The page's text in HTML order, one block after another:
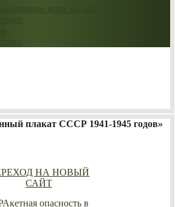
плакат СССР 1941-1945 годов»
НА НОВЫЙ
САЙТ